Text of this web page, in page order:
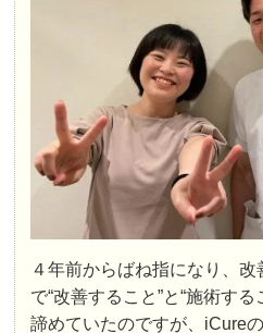
４年前からばね指になり、
で“改善すること”と“施術す
諦めていたのですが、iCure